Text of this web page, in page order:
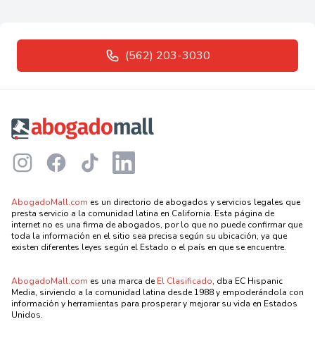
(562) 203-3030
InstagramFacebookTikTok LinkedIn
AbogadoMall.com es un directorio de abogados y servicios legales que
presta servicio a la comunidad latina en California. Esta página de
internet no es una firma de abogados, por lo que no puede confirmar que
toda la información en el sitio sea precisa según su ubicación, ya que
existen diferentes leyes según el Estado o el país en que se encuentre.
AbogadoMall.com es una marca deEl Clasificado, dba EC Hispanic
Media, sirviendo a la comunidad latina desde 1988 y empoderándola con
información y herramientas para prosperar y mejorar su vida en Estados
Unidos.